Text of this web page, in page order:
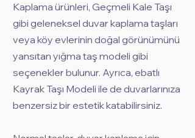
Kaplama ürünleri, Geçmeli Kale Taşı
gibi geleneksel duvar kaplama taşları
veya köy evlerinin doğal görünümünü
yansıtan yığma taş modeli gibi
seçenekler bulunur. Ayrıca, ebatlı
Kayrak Taşı Modeli ile de duvarlarınıza
benzersiz bir estetik katabilirsiniz.